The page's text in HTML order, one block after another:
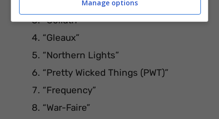
“Return of a Queen”
“Goliath”
“Gleaux”
“Northern Lights”
“Pretty Wicked Things (PWT)”
“Frequency”
“War-Faire”
Manage options